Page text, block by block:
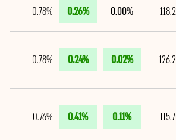
0.00%
0.26%
0.78%
0.02%
0.24%
0.78%
0.11%
0.41%
0.76%